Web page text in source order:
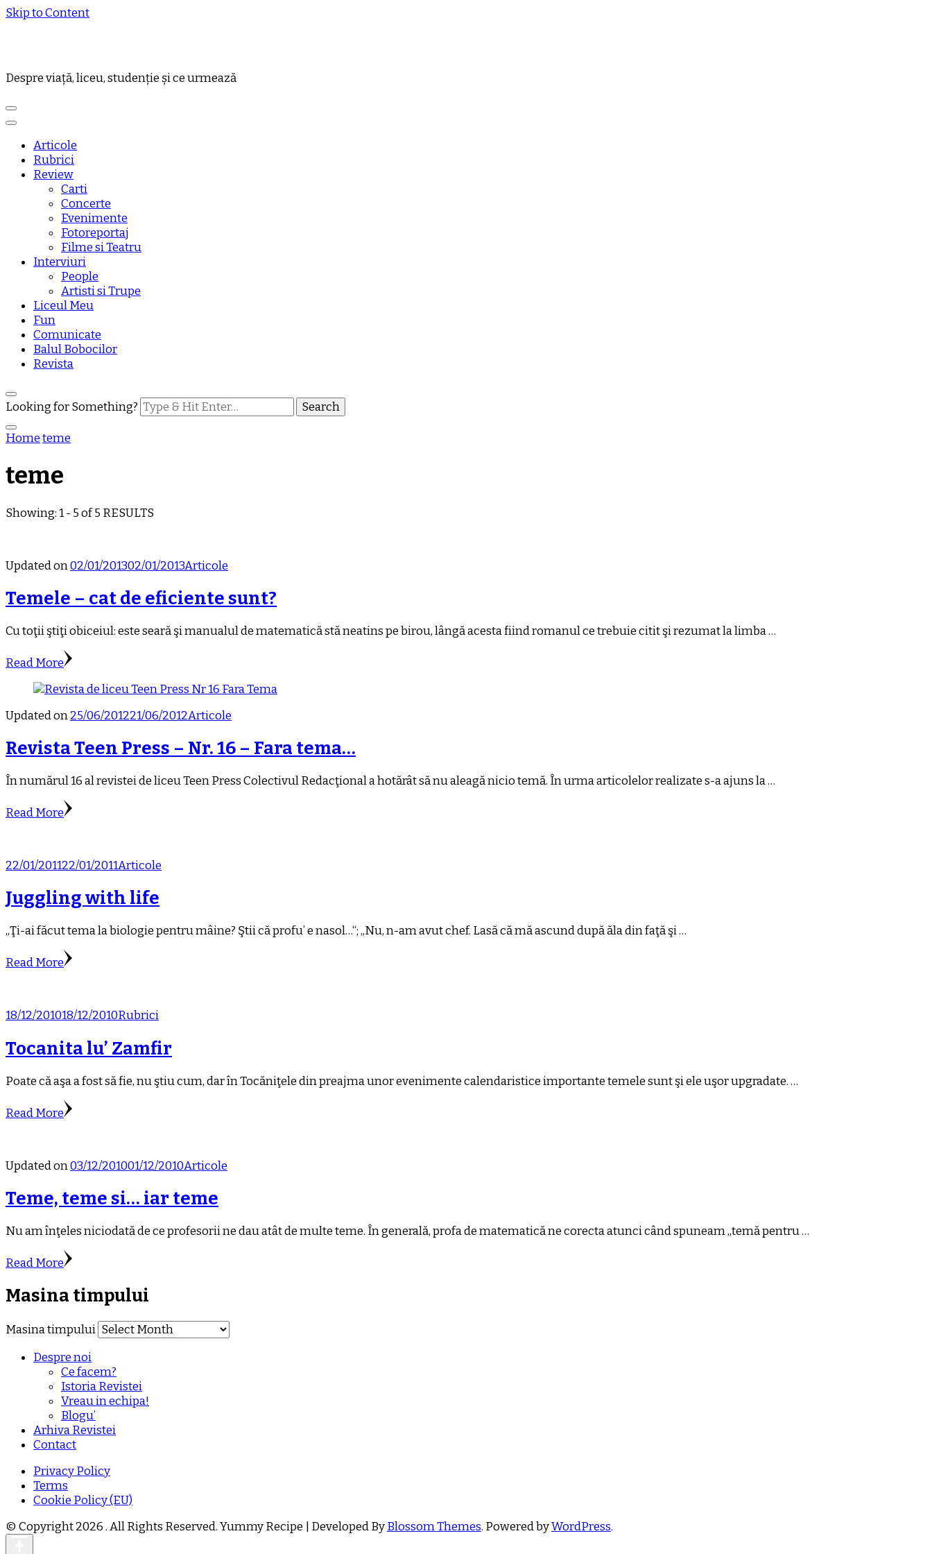
Skip to Content
Despre viață, liceu, studenție și ce urmează
Articole
Rubrici
Review
Carti
Concerte
Evenimente
Fotoreportaj
Filme si Teatru
Interviuri
People
Artisti si Trupe
Liceul Meu
Fun
Comunicate
Balul Bobocilor
Revista
Looking for Something?
Hometeme
teme
Showing: 1 - 5 of 5 RESULTS
Updated on02/01/201302/01/2013Articole
Temele – cat de eficiente sunt?
Cu toţii ştiţi obiceiul: este seară şi manualul de matematică stă neatins pe birou, lângă acesta fiind romanul ce trebuie citit şi rezumat la limba …
Read More
Updated on25/06/201221/06/2012Articole
Revista Teen Press – Nr. 16 – Fara tema…
În numărul 16 al revistei de liceu Teen Press Colectivul Redacţional a hotărât să nu aleagă nicio temă. În urma articolelor realizate s-a ajuns la …
Read More
22/01/201122/01/2011Articole
Juggling with life
„Ţi-ai făcut tema la biologie pentru mâine? Ştii că profu’ e nasol…“; „Nu, n-am avut chef. Lasă că mă ascund după ăla din faţă şi …
Read More
18/12/201018/12/2010Rubrici
Tocanita lu’ Zamfir
Poate că aşa a fost să fie, nu ştiu cum, dar în Tocăniţele din preajma unor evenimente calendaristice importante temele sunt şi ele uşor upgradate. …
Read More
Updated on03/12/201001/12/2010Articole
Teme, teme si… iar teme
Nu am înţeles niciodată de ce profesorii ne dau atât de multe teme. În generală, profa de matematică ne corecta atunci când spuneam „temă pentru …
Read More
Masina timpului
Masina timpului
Despre noi
Ce facem?
Istoria Revistei
Vreau in echipa!
Blogu’
Arhiva Revistei
Contact
Privacy Policy
Terms
Cookie Policy (EU)
© Copyright 2026. All Rights Reserved.Yummy Recipe | Developed ByBlossom Themes. Powered byWordPress.